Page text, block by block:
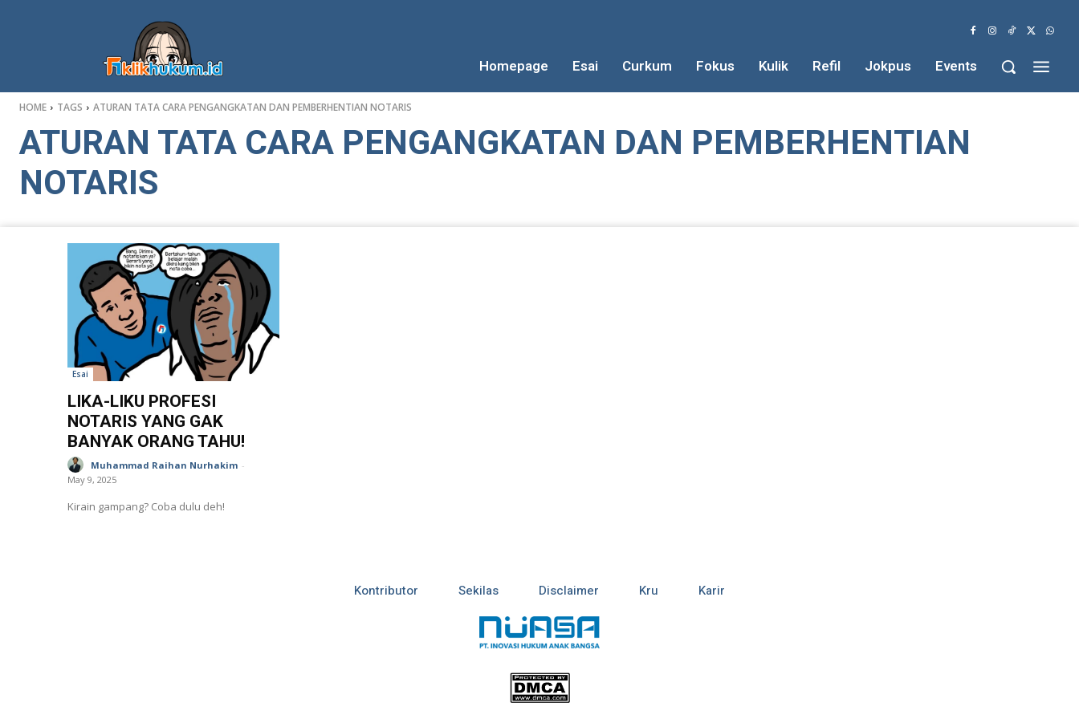
Homepage Esai Curkum Fokus Kulik Refil Jokpus Events
HOME TAGS ATURAN TATA CARA PENGANGKATAN DAN PEMBERHENTIAN NOTARIS
ATURAN TATA CARA PENGANGKATAN DAN PEMBERHENTIAN
NOTARIS
Esai
LIKA-LIKU PROFESI
NOTARIS YANG GAK
BANYAK ORANG TAHU!
Muhammad Raihan Nurhakim -
May 9, 2025
Kirain gampang? Coba dulu deh!
Kontributor Sekilas Disclaimer Kru Karir